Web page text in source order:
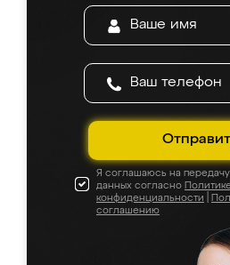
Я соглашаюсь на
данных согласно Политике
конфиденциальности
соглашению